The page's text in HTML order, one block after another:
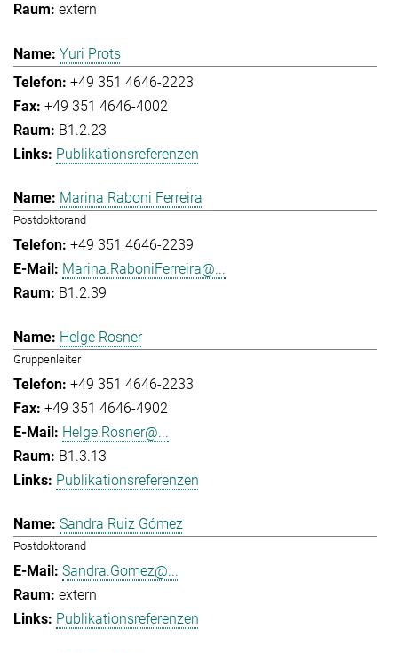
extern
Yuri Prots
+49 351 4646-2223
+49 351 4646-4002
B1.2.23
Publikationsreferenzen
Marina Raboni Ferreira
Postdoktorand
+49 351 4646-2239
Marina.RaboniFerreira@...
B1.2.39
Helge Rosner
Gruppenleiter
+49 351 4646-2233
+49 351 4646-4902
Helge.Rosner@...
B1.3.13
Publikationsreferenzen
Sandra Ruiz Gómez
Postdoktorand
Sandra.Gomez@...
extern
Publikationsreferenzen